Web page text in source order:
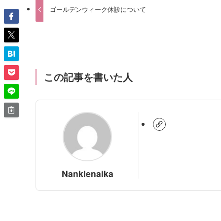
ゴールデンウィーク休診について
この記事を書いた人
Nanklenaika